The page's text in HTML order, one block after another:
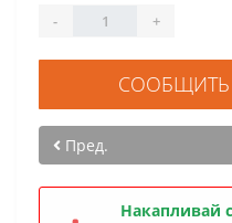
-
+
Пред.
Накапливай